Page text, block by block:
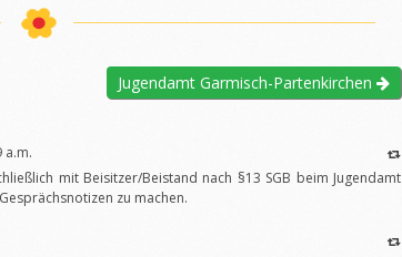
Jugendamt Garmisch-Partenkirchen
a.m.
mit Beisitzer/Beistand nach §13 SGB beim Jugendamt
zu machen.